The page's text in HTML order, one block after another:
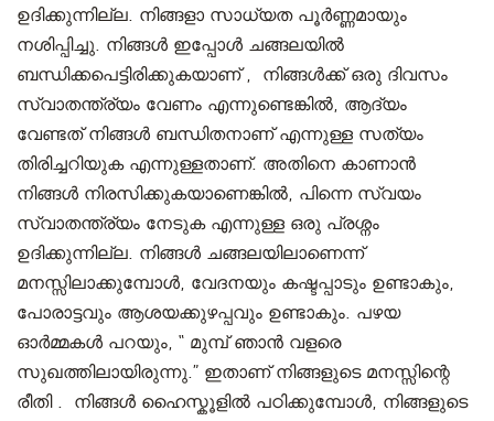
ഉദിക്കുന്നില്ല. നിങ്ങളാ സാധ്യത പൂർണ്ണമായും
നശിപ്പിച്ചു. നിങ്ങൾ ഇപ്പോൾ ചങ്ങലയിൽ
ബന്ധിക്കപെട്ടിരിക്കുകയാണ് , നിങ്ങൾക്ക് ഒരു ദിവസം
സ്വാതന്ത്ര്യം വേണം എന്നുണ്ടെങ്കിൽ, ആദ്യം
വേണ്ടത് നിങ്ങൾ ബന്ധിതനാണ് എന്നുള്ള സത്യം
തിരിച്ചറിയുക എന്നുള്ളതാണ്. അതിനെ കാണാൻ
നിങ്ങൾ നിരസിക്കുകയാണെങ്കിൽ, പിന്നെ സ്വയം
സ്വാതന്ത്ര്യം നേടുക എന്നുള്ള ഒരു പ്രശ്നം
ഉദിക്കുന്നില്ല. നിങ്ങൾ ചങ്ങലയിലാണെന്ന്
മനസ്സിലാക്കുമ്പോൾ, വേദനയും കഷ്ടപ്പാടും ഉണ്ടാകും,
പോരാട്ടവും ആശയക്കുഴപ്പവും ഉണ്ടാകും. പഴയ
ഓർമ്മകൾ‌ പറയും, “ മുമ്പ്‌ ഞാൻ‌ വളരെ
സുഖത്തിലായിരുന്നു.” ഇതാണ് നിങ്ങളുടെ മനസ്സിന്റെ
രീതി . നിങ്ങൾ ഹൈസ്കൂളിൽ പഠിക്കുമ്പോൾ, നിങ്ങളുടെ